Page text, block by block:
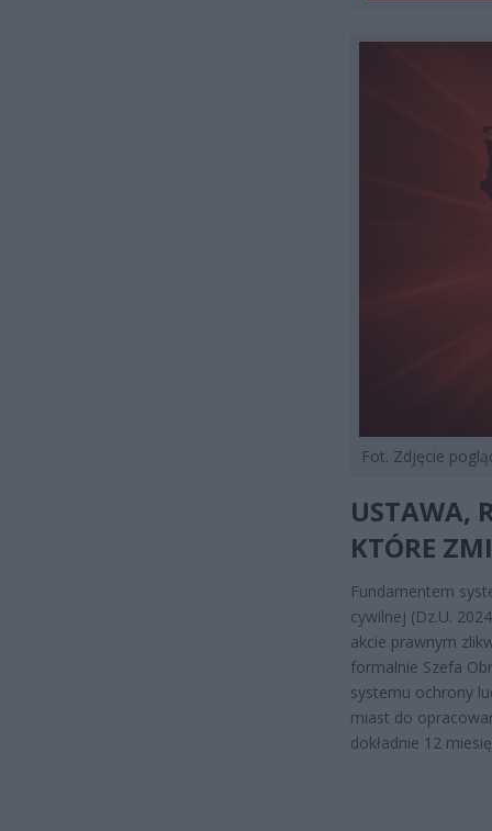
Fot. Zdjęcie
USTAWA,
KTÓRE
Fundamentem
cywilnej (Dz.U.
akcie prawnym
formalnie Szefa
systemu ochrony
miast do
dokładnie 12